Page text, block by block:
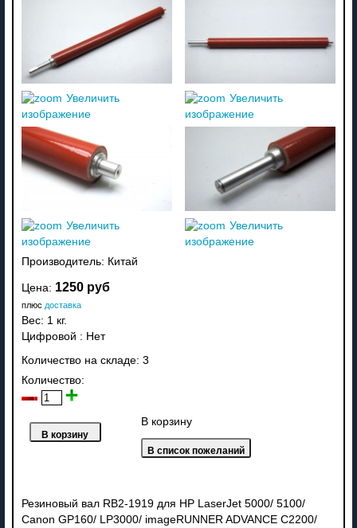
Увеличить
изображение
Увеличить
изображение
Увеличить
изображение
Увеличить
изображение
Производитель: Китай
Цена: 1250 руб
плюс доставка
Вес: 1 кг.
Цифровой : Нет
Количество на складе: 3
Количество:
В корзину
Резиновый вал RB2-1919 для HP LaserJet 5000/ 5100/
Canon GP160/ LP3000/ imageRUNNER ADVANCE C2200/